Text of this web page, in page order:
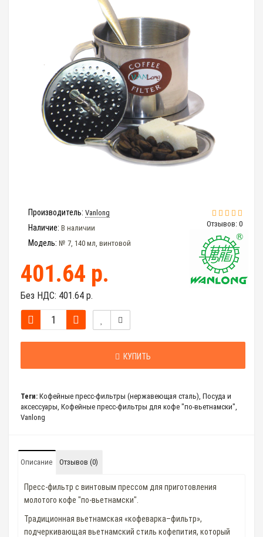
Отзывов: 0
Производитель: Vanlong
Наличие: В наличии
Модель: № 7, 140 мл, винтовой
401.64 р.
Без НДС: 401.64 р.
КУПИТЬ
Теги: Кофейные пресс-фильтры (нержавеющая сталь), Посуда и
аксессуары, Кофейные пресс-фильтры для кофе "по-вьетнамски",
Vanlong
Описание Отзывов (0)
Пресс-фильтр с винтовым прессом для приготовления
молотого кофе "по-вьетнамски".
Традиционная вьетнамская «кофеварка–фильтр»,
подчеркивающая вьетнамский стиль кофепития, который